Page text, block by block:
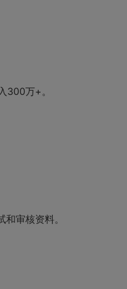
300万+。
审核资料。